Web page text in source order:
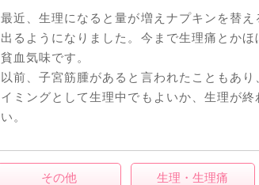
最近、生理になると量が増えナプキンを替
出るようになりました。今まで生理痛とか
貧血気味です。
以前、子宮筋腫があると言われたこともあ
イミングとして生理中でもよいか、生理が
い。
その他 生理・生理痛